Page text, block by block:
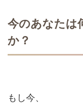
今のあなたは
か？
もし今、